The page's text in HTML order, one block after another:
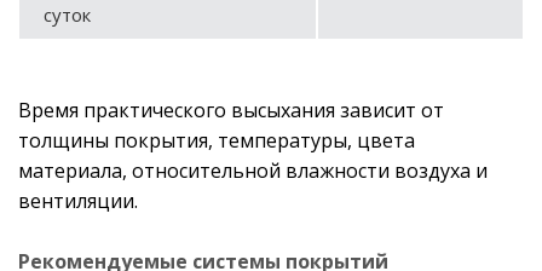
суток
Время практического высыхания зависит от
толщины покрытия, температуры, цвета
материала, относительной влажности воздуха и
вентиляции.
Рекомендуемые системы покрытий